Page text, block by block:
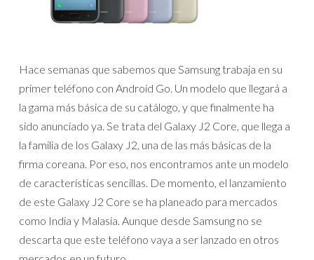
Hace semanas que sabemos que Samsung trabaja en su
primer teléfono con Android Go. Un modelo que llegará a
la gama más básica de su catálogo, y que finalmente ha
sido anunciado ya. Se trata del Galaxy J2 Core, que llega a
la familia de los Galaxy J2, una de las más básicas de la
firma coreana. Por eso, nos encontramos ante un modelo
de características sencillas. De momento, el lanzamiento
de este Galaxy J2 Core se ha planeado para mercados
como India y Malasia. Aunque desde Samsung no se
descarta que este teléfono vaya a ser lanzado en otros